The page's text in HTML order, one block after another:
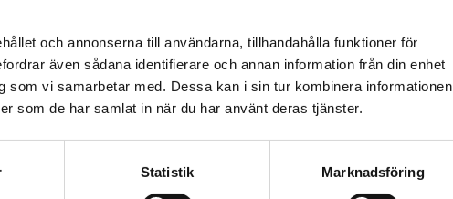
och annonserna till användarna, tillhandahålla funktioner för
även sådana identifierare och annan information från din enhet
som vi samarbetar med. Dessa kan i sin tur kombinera informationen
som de har samlat in när du har använt deras tjänster.
Statistik Marknadsföring